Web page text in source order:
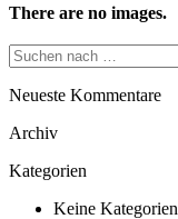
There are no images.
Suchen
nach …
Neueste Kommentare
Archiv
Kategorien
Keine Kategorien